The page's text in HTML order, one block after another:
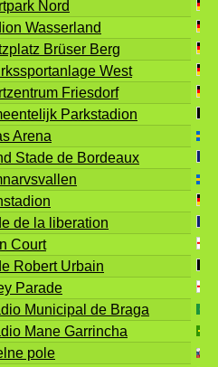
Nord
Wasserland
Brüser Berg
West
Friesdorf
Parkstadion
Arena
Stade de Bordeaux
de la liberation
Court
Robert Urbain
Parade
Municipal de Braga
Mane Garrincha
pole